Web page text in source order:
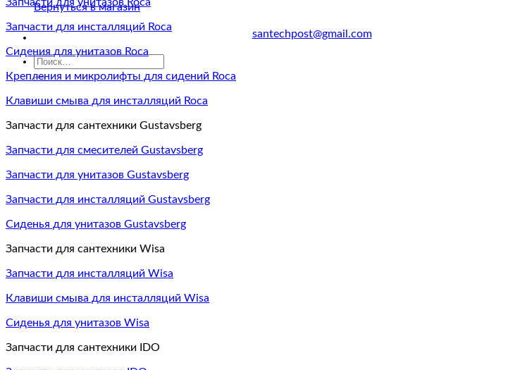
Вернуться в магазин
santechpost@gmail.com
Искать:
Запчасти для инсталляций Roca
Сидения для унитазов Roca
Крепления и микролифты для сидений Roca
Клавиши смыва для инсталляций Roca
Запчасти для сантехники Gustavsberg
Запчасти для смесителей Gustavsberg
Запчасти для унитазов Gustavsberg
Запчасти для инсталляций Gustavsberg
Сиденья для унитазов Gustavsberg
Запчасти для сантехники Wisa
Запчасти для инсталляций Wisa
Клавиши смыва для инсталляций Wisa
Сиденья для унитазов Wisa
Запчасти для сантехники IDO